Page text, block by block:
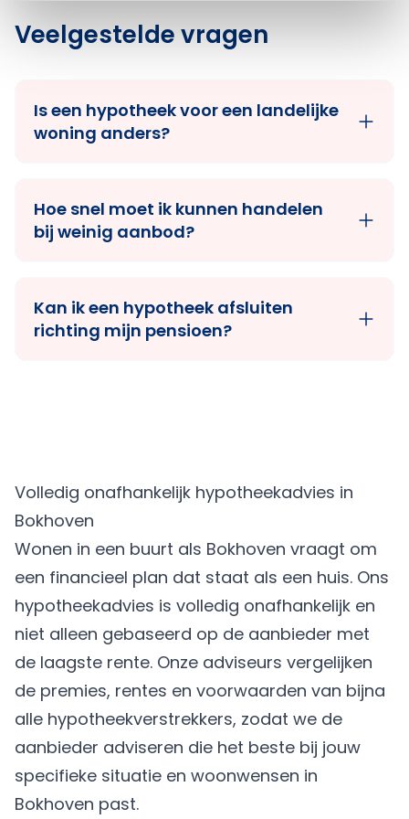
Veelgestelde vragen
Is een hypotheek voor een landelijke
woning anders?
Hoe snel moet ik kunnen handelen
bij weinig aanbod?
Kan ik een hypotheek afsluiten
richting mijn pensioen?
Volledig onafhankelijk hypotheekadvies in
Bokhoven
Wonen in een buurt als Bokhoven vraagt om
een financieel plan dat staat als een huis. Ons
hypotheekadvies is volledig onafhankelijk en
niet alleen gebaseerd op de aanbieder met
de laagste rente. Onze adviseurs vergelijken
de premies, rentes en voorwaarden van bijna
alle hypotheekverstrekkers, zodat we de
aanbieder adviseren die het beste bij jouw
specifieke situatie en woonwensen in
Bokhoven past.